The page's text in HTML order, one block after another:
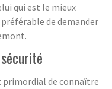
qui est le mieux
de demander
primordial de connaître